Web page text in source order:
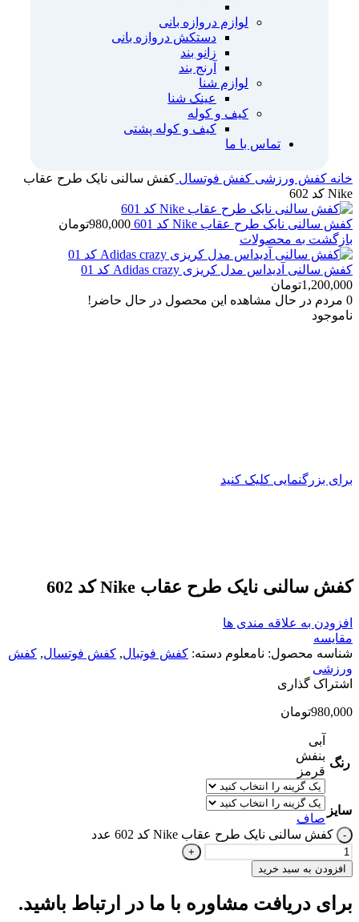
لوازم دروازه بانی
دستکش دروازه بانی
زانو بند
آرنج بند
لوازم شنا
عینک شنا
کیف و کوله
کیف و کوله پشتی
تماس با ما
خانه کفش ورزشی کفش فوتسال کفش سالنی نایک طرح عقاب
Nike کد 602
کفش سالنی نایک طرح عقاب Nike کد 601 980,000تومان
بازگشت به محصولات
کفش سالنی آدیداس مدل کریزی Adidas crazy کد 01
1,200,000تومان
0 مردم در حال مشاهده این محصول در حال حاضر!
ناموجود
برای بزرگنمایی کلیک کنید
کفش سالنی نایک طرح عقاب Nike کد 602
افزودن به علاقه مندی ها
مقایسه
شناسه محصول: نامعلوم دسته: کفش فوتبال, کفش فوتسال, کفش
ورزشی
اشتراک گذاری
980,000تومان
رنگ
آبی
بنفش
قرمز
سایز
صاف
کفش سالنی نایک طرح عقاب Nike کد 602 عدد
افزودن به سبد خرید
برای دریافت مشاوره با ما در ارتباط باشید.